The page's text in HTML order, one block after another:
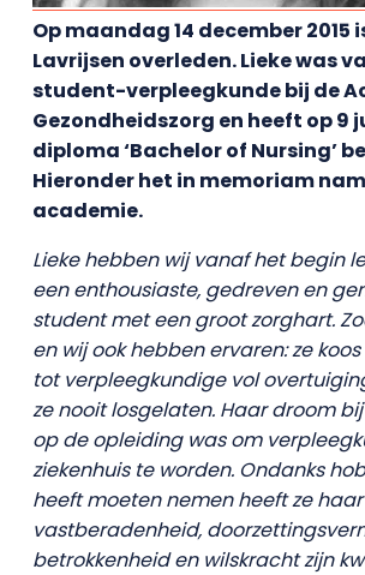
Op maandag 14 december 2015
Lavrijsen overleden. Lieke was
student-verpleegkunde bij de
Gezondheidszorg en heeft op 9
diploma ‘Bachelor of Nursing’
Hieronder het in memoriam
academie.
Lieke hebben wij vanaf het begin
een enthousiaste, gedreven en
student met een groot zorghart.
en wij ook hebben ervaren: ze
tot verpleegkundige vol
ze nooit losgelaten. Haar droom
op de opleiding was om
ziekenhuis te worden. Ondanks
heeft moeten nemen heeft ze
vastberadenheid,
betrokkenheid en wilskracht zijn